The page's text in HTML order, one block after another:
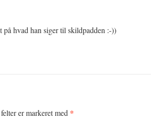
hvad han siger til skildpadden :-))
er markeret med *